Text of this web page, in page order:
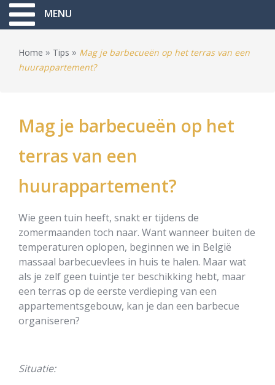
MENU
Home » Tips » Mag je barbecueën op het terras van een
huurappartement?
Mag je barbecueën op het
terras van een
huurappartement?
Wie geen tuin heeft, snakt er tijdens de
zomermaanden toch naar. Want wanneer buiten de
temperaturen oplopen, beginnen we in België
massaal barbecuevlees in huis te halen. Maar wat
als je zelf geen tuintje ter beschikking hebt, maar
een terras op de eerste verdieping van een
appartementsgebouw, kan je dan een barbecue
organiseren?
Situatie: